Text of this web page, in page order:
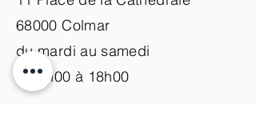
68000 Colmar
du mardi au samedi
de 9h00 à 18h00